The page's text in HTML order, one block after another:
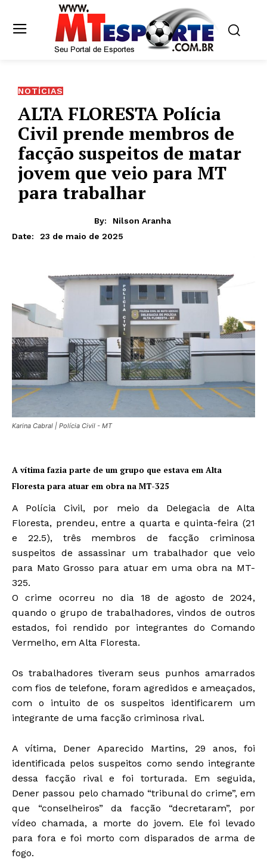
NOTÍCIAS
ALTA FLORESTA Polícia
Civil prende membros de
facção suspeitos de matar
jovem que veio para MT
para trabalhar
By:
Nilson Aranha
Date:
23 de maio de 2025
Karina Cabral | Polícia Civil - MT
A vítima fazia parte de um grupo que estava em Alta
Floresta para atuar em obra na MT-325
A Polícia Civil, por meio da Delegacia de Alta
Floresta, prendeu, entre a quarta e quinta-feira (21
e 22.5), três membros de facção criminosa
suspeitos de assassinar um trabalhador que veio
para Mato Grosso para atuar em uma obra na MT-
325.
O crime ocorreu no dia 18 de agosto de 2024,
quando o grupo de trabalhadores, vindos de outros
estados, foi rendido por integrantes do Comando
Vermelho, em Alta Floresta.
Os trabalhadores tiveram seus punhos amarrados
com fios de telefone, foram agredidos e ameaçados,
com o intuito de os suspeitos identificarem um
integrante de uma facção criminosa rival.
A vítima, Dener Aparecido Martins, 29 anos, foi
identificada pelos suspeitos como sendo integrante
dessa facção rival e foi torturada. Em seguida,
Dener passou pelo chamado “tribunal do crime”, em
que “conselheiros” da facção “decretaram”, por
vídeo chamada, a morte do jovem. Ele foi levado
para fora e foi morto com disparados de arma de
fogo.